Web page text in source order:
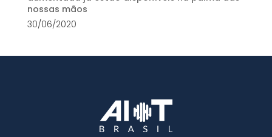
nossas mãos
30/06/2020